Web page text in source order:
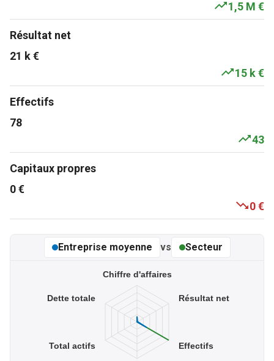
1,5 M €
Résultat net
21 k €
15 k €
Effectifs
78
43
Capitaux propres
0 €
0 €
Dette totale
Entreprise moyenne vs Secteur
Chiffre d'affaires
Résultat net
Effectifs
Total actifs
Dette totale